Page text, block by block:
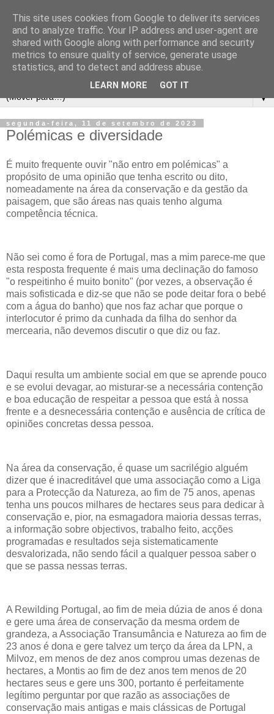
▼
segunda-feira, 11 de setembro de 2023
Polémicas e diversidade
É muito frequente ouvir "não entro em polémicas" a
propósito de uma opinião que tenha escrito ou dito,
nomeadamente na área da conservação e da gestão da
paisagem, que são áreas nas quais tenho alguma
competência técnica.
Não sei como é fora de Portugal, mas a mim parece-me que
esta resposta frequente é mais uma declinação do famoso
"o respeitinho é muito bonito" (por vezes, a observação é
mais sofisticada e diz-se que não se pode deitar fora o bebé
com a água do banho) que nos faz achar que porque o
interlocutor é primo da cunhada da filha do senhor da
mercearia, não devemos discutir o que diz ou faz.
Daqui resulta um ambiente social em que se aprende pouco
e se evolui devagar, ao misturar-se a necessária contenção
e boa educação de respeitar a pessoa que está à nossa
frente e a desnecessária contenção e ausência de crítica de
opiniões concretas dessa pessoa.
Na área da conservação, é quase um sacrilégio alguém
dizer que é inacreditável que uma associação como a Liga
para a Protecção da Natureza, ao fim de 75 anos, apenas
tenha uns poucos milhares de hectares seus para dedicar à
conservação e, pior, na esmagadora maioria dessas terras,
a informação sobre objectivos, trabalho feito, acções
programadas e resultados seja sistematicamente
desvalorizada, não sendo fácil a qualquer pessoa saber o
que se passa nessas terras.
A Rewilding Portugal, ao fim de meia dúzia de anos é dona
e gere uma área de conservação da mesma ordem de
grandeza, a Associação Transumância e Natureza ao fim de
23 anos é dona e gere talvez um terço da área da LPN, a
Milvoz, em menos de dez anos comprou umas dezenas de
hectares, a Montis ao fim de dez anos tem menos de 20
hectares seus e gere uns 300, portanto é perfeitamente
legítimo perguntar por que razão as associações de
conservação mais antigas e mais clássicas de Portugal
This site uses cookies from Google to deliver its services
and to analyze traffic. Your IP address and user-agent are
shared with Google along with performance and security
metrics to ensure quality of service, generate usage
statistics, and to detect and address abuse.
LEARN MORE GOT IT